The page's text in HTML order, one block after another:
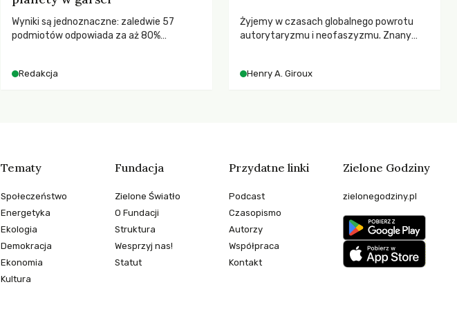
Wyniki są jednoznaczne: zaledwie 57
podmiotów odpowiada za aż 80%
Redakcja
Żyjemy w czasach globalnego powrotu
autorytaryzmu i neofaszyzmu. Znany
społeczeństwo. Czy współczesne
Henry A. Giroux
Tematy
Społeczeństwo
Energetyka
Ekologia
Demokracja
Ekonomia
Kultura
Fundacja
Zielone Światło
O Fundacji
Struktura
Wesprzyj nas!
Statut
Przydatne linki
Podcast
Czasopismo
Autorzy
Współpraca
Kontakt
Zielone Godziny
zielonegodziny.pl